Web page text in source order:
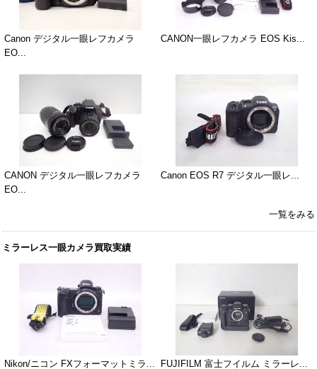
Canon デジタル一眼レフカメラ
EO...
CANON一眼レフカメラ EOS Kis...
CANON デジタル一眼レフカメラ
EO...
Canon EOS R7 デジタル一眼レ...
一覧をみる
ミラーレス一眼カメラ買取実績
Nikon/ニコン FXフォーマットミラ... FUJIFILM 富士フイルム ミラーレ...